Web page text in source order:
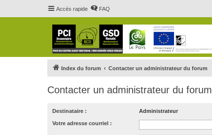
Accès rapide FAQ
Index du forum Contacter un administrateur du forum
Contacter un administrateur du forum
Destinataire : Administrateur
Votre adresse courriel :